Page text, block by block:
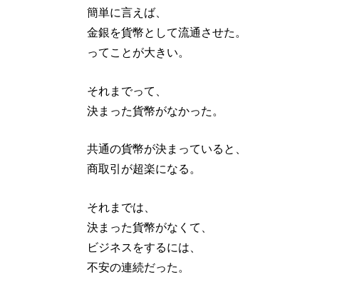
簡単に言えば、
金銀を貨幣として流通させた。
ってことが大きい。
それまでって、
決まった貨幣がなかった。
共通の貨幣が決まっていると、
商取引が超楽になる。
それまでは、
決まった貨幣がなくて、
ビジネスをするには、
不安の連続だった。